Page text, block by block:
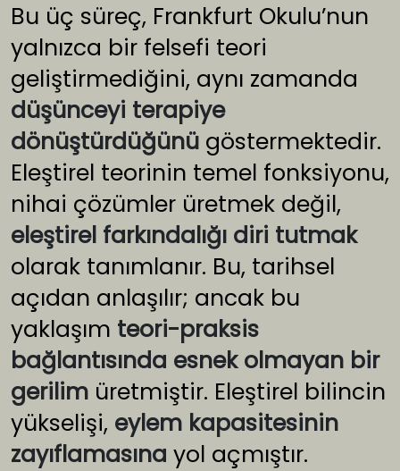
Bu üç süreç, Frankfurt Okulu’nun
yalnızca bir felsefi teori
geliştirmediğini, aynı zamanda
düşünceyi terapiye
dönüştürdüğünü göstermektedir.
Eleştirel teorinin temel fonksiyonu,
nihai çözümler üretmek değil,
eleştirel farkındalığı diri tutmak
olarak tanımlanır. Bu, tarihsel
açıdan anlaşılır; ancak bu
yaklaşım teori-praksis
bağlantısında esnek olmayan bir
gerilim üretmiştir. Eleştirel bilincin
yükselişi, eylem kapasitesinin
zayıflamasına yol açmıştır.